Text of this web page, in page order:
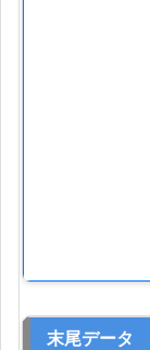
末尾データ